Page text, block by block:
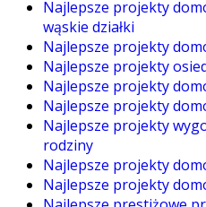
Najlepsze projekty
wąskie działki
Najlepsze projekty
Najlepsze projekty
Najlepsze projekty
Najlepsze projekty
Najlepsze projekty
rodziny
Najlepsze projekty
Najlepsze projekty